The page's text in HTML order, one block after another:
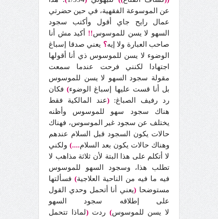
عن الموسوعة الفقهية، في حين حضرتي
عمال رايح جاي أقول وأكتب سجود
السهو لا يسن للموسوس!! أكيد مش أنا
صاحب العبارة ولا إيه؟ يعني صدقا إسباغ
الوضوء لا يسن للموسوس ذي أنا أقولها
اجتهادا لكنني فرحت عندما سمعت
مقولة سجود السهو لا يسن للموسوس
بل أنا قست عليها إسباغ الوضوء)فكان
رد رفيف الصباغ:(عند المالكية فقط
هناك سجود سهو للموسوس وأظنه
يختلف عن سجود غير الموسوس، فهناك
حالات يكون السجود قبل السلام عندهم
وهناك حالات يكون بعد السلام....) ولكني
لا أتكلم على هذا البتة لأن ثلاثة مذاهب لا
تطلب هذا، وسجود السهو للموسوس
فيه ما فيه من الناحية العلاجية) فسألتها
مستوضحا (يعني أنا أتحمل وحدي القول
على إطلاقه سجود السهو
لا يسن للموسوس) ردت(لماذا تتحمل